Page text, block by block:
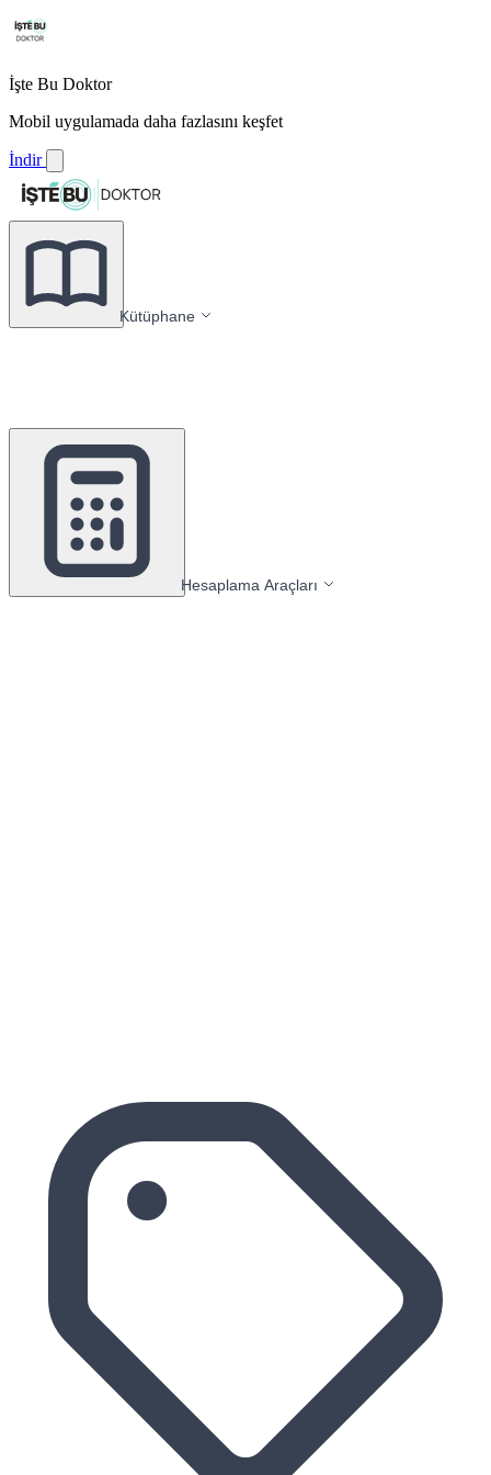
İşte Bu Doktor
Mobil uygulamada daha fazlasını keşfet
İndir
Kütüphane
Hesaplama Araçları